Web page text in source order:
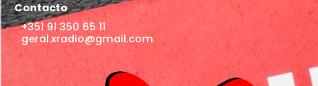
Contacto
+351 91 350 65 11
geral.xradio@gmail.com